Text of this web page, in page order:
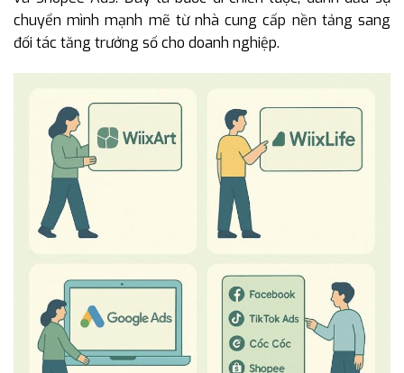
chuyển mình mạnh mẽ từ nhà cung cấp nền tảng sang
đối tác tăng trưởng số cho doanh nghiệp.